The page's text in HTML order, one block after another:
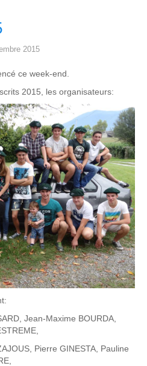
2015
ce week-end.
2015, les organisateurs:
Jean-Maxime BOURDA,
Pierre GINESTA, Pauline